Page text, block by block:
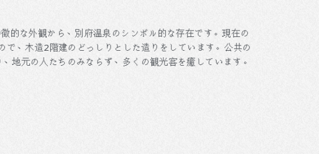
的な外観から、別府温泉のシンボル的な存在です。現在の
、木造2階建のどっしりとした造りをしています。公共の
地元の人たちのみならず、多くの観光客を癒しています。